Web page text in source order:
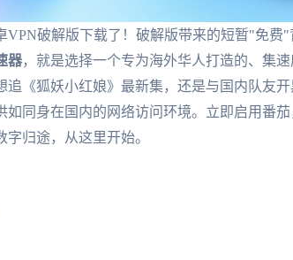
VPN破解版下载了！破解版带来的短暂"免费
器，就是选择一个专为海外华人打造的、集
追《狐妖小红娘》最新集，还是与国内队友
如同身在国内的网络访问环境。立即启用番
归途，从这里开始。